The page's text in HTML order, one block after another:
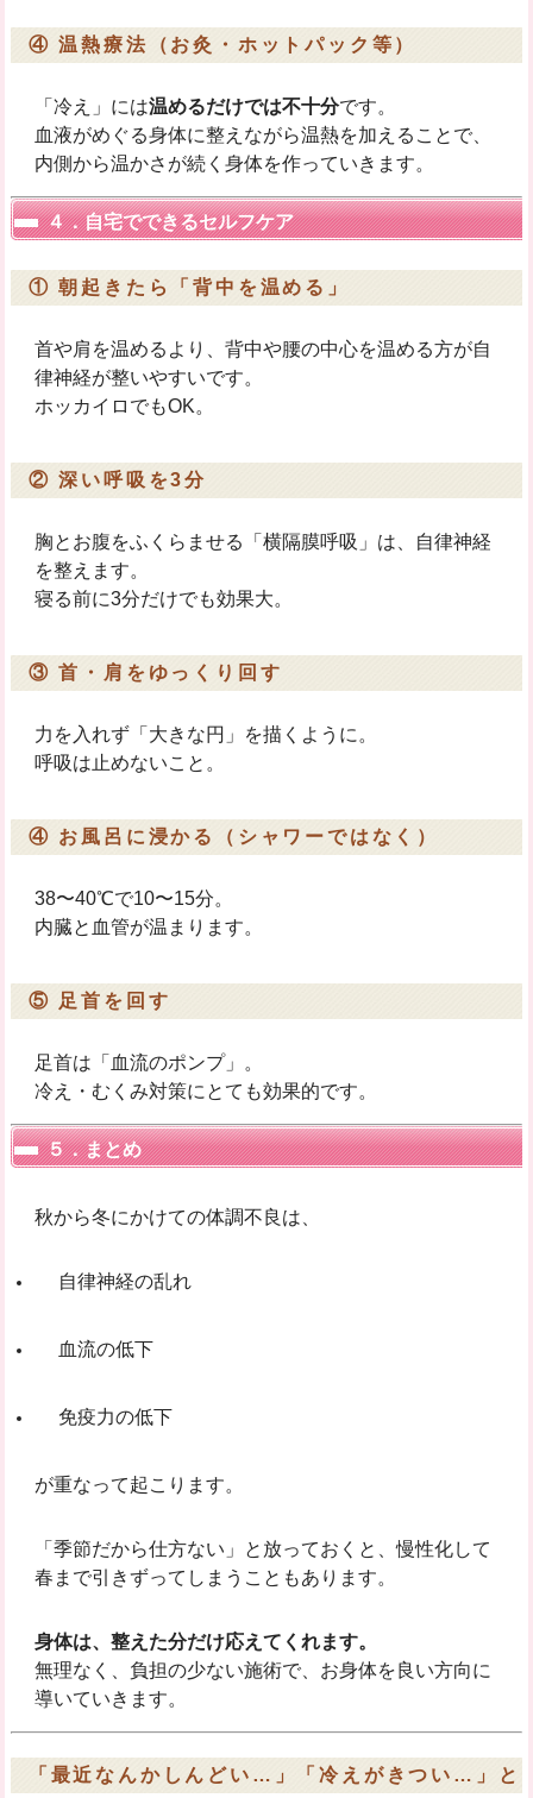
④ 温熱療法（お灸・ホットパック等）
「冷え」には温めるだけでは不十分です。
血液がめぐる身体に整えながら温熱を加えることで、
内側から温かさが続く身体を作っていきます。
４．自宅でできるセルフケア
① 朝起きたら「背中を温める」
首や肩を温めるより、背中や腰の中心を温める方が自
律神経が整いやすいです。
ホッカイロでもOK。
② 深い呼吸を3分
胸とお腹をふくらませる「横隔膜呼吸」は、自律神経
を整えます。
寝る前に3分だけでも効果大。
③ 首・肩をゆっくり回す
力を入れず「大きな円」を描くように。
呼吸は止めないこと。
④ お風呂に浸かる（シャワーではなく）
38〜40℃で10〜15分。
内臓と血管が温まります。
⑤ 足首を回す
足首は「血流のポンプ」。
冷え・むくみ対策にとても効果的です。
５．まとめ
秋から冬にかけての体調不良は、
自律神経の乱れ
血流の低下
免疫力の低下
が重なって起こります。
「季節だから仕方ない」と放っておくと、慢性化して
春まで引きずってしまうこともあります。
身体は、整えた分だけ応えてくれます。
無理なく、負担の少ない施術で、お身体を良い方向に
導いていきます。
「最近なんかしんどい…」「冷えがきつい…」と